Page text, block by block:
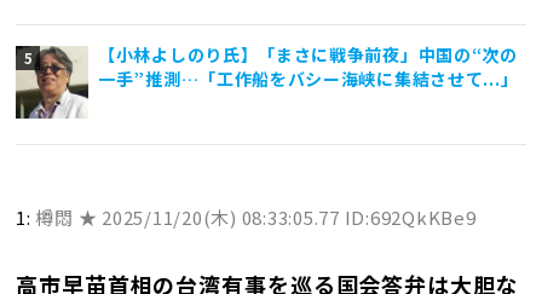
【小林よしのり氏】「まさに戦争前夜」中国の“次の
一手”推測…「工作船をバシー海峡に集結させて...」
1: 樽悶 ★ 2025/11/20(木) 08:33:05.77 ID:692QkKBe9
高市早苗首相の台湾有事を巡る国会答弁は大胆な